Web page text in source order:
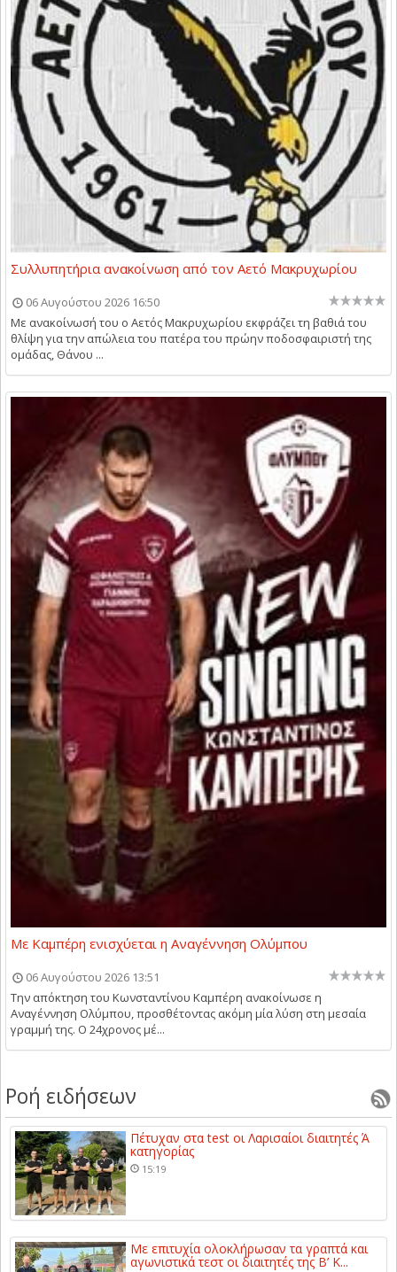
Συλλυπητήρια ανακοίνωση από τον Αετό Μακρυχωρίου
06 Αυγούστου 2026 16:50
Με ανακοίνωσή του ο Αετός Μακρυχωρίου εκφράζει τη βαθιά του
θλίψη για την απώλεια του πατέρα του πρώην ποδοσφαιριστή της
ομάδας, Θάνου ...
Με Καμπέρη ενισχύεται η Αναγέννηση Ολύμπου
06 Αυγούστου 2026 13:51
Την απόκτηση του Κωνσταντίνου Καμπέρη ανακοίνωσε η
Αναγέννηση Ολύμπου, προσθέτοντας ακόμη μία λύση στη μεσαία
γραμμή της. Ο 24χρονος μέ...
Ροή ειδήσεων
Πέτυχαν στα test οι Λαρισαίοι διαιτητές Ά
κατηγορίας
15:19
Με επιτυχία ολοκλήρωσαν τα γραπτά και
αγωνιστικά τεστ οι διαιτητές της Β’ Κ...